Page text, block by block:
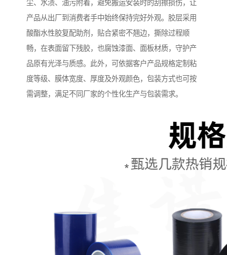
尘、水渍、油污附着，避免搬运安装时的刮擦损伤，让
产品从出厂到消费者手中始终保持完好外观。胶层采用
酸酯水性胶复配助剂，贴合紧密不翘边，撕除过程顺
畅，在表面留下残胶，也腐蚀漆面、面板材质，守护产
品原有光泽与质感。此外，可依据客户产品规格定制粘
度等级、膜体宽度、厚度及外观颜色，包装方式也可按
需调整，满足不同厂家的个性化生产与包装需求。